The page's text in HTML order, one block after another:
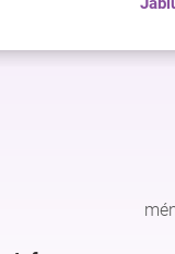
Z